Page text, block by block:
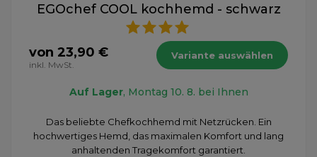
EGOchef COOL kochhemd - schwarz
von 23,90 €
inkl. MwSt.
Variante auswählen
Auf Lager, Montag 10. 8. bei Ihnen
Das beliebte Chefkochhemd mit Netzrücken. Ein
hochwertiges Hemd, das maximalen Komfort und lang
anhaltenden Tragekomfort garantiert.